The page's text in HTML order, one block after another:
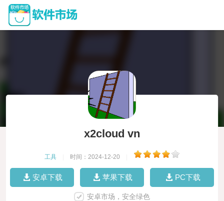
x2cloud vn
工具 时间：2024-12-20
安卓下载 苹果下载 PC下载
安卓市场，安全绿色